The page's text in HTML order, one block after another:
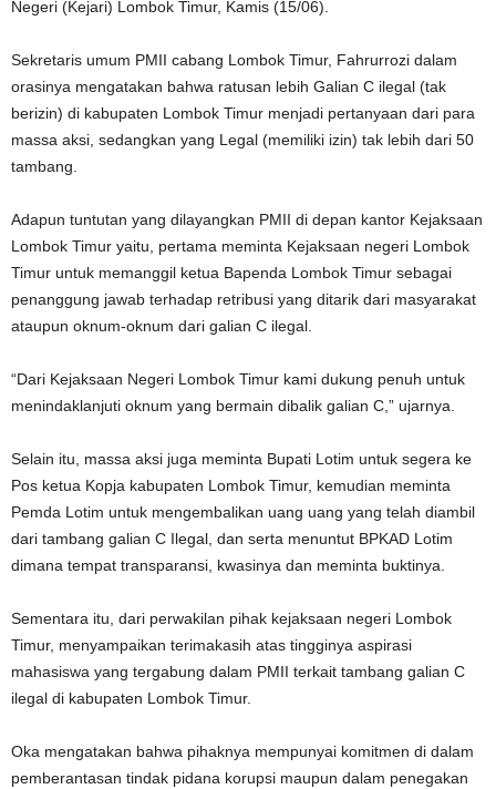
Negeri (Kejari) Lombok Timur, Kamis (15/06).
Sekretaris umum PMII cabang Lombok Timur, Fahrurrozi dalam
orasinya mengatakan bahwa ratusan lebih Galian C ilegal (tak
berizin) di kabupaten Lombok Timur menjadi pertanyaan dari para
massa aksi, sedangkan yang Legal (memiliki izin) tak lebih dari 50
tambang.
Adapun tuntutan yang dilayangkan PMII di depan kantor Kejaksaan
Lombok Timur yaitu, pertama meminta Kejaksaan negeri Lombok
Timur untuk memanggil ketua Bapenda Lombok Timur sebagai
penanggung jawab terhadap retribusi yang ditarik dari masyarakat
ataupun oknum-oknum dari galian C ilegal.
“Dari Kejaksaan Negeri Lombok Timur kami dukung penuh untuk
menindaklanjuti oknum yang bermain dibalik galian C,” ujarnya.
Selain itu, massa aksi juga meminta Bupati Lotim untuk segera ke
Pos ketua Kopja kabupaten Lombok Timur, kemudian meminta
Pemda Lotim untuk mengembalikan uang uang yang telah diambil
dari tambang galian C Ilegal, dan serta menuntut BPKAD Lotim
dimana tempat transparansi, kwasinya dan meminta buktinya.
Sementara itu, dari perwakilan pihak kejaksaan negeri Lombok
Timur, menyampaikan terimakasih atas tingginya aspirasi
mahasiswa yang tergabung dalam PMII terkait tambang galian C
ilegal di kabupaten Lombok Timur.
Oka mengatakan bahwa pihaknya mempunyai komitmen di dalam
pemberantasan tindak pidana korupsi maupun dalam penegakan